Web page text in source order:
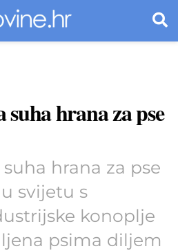
hrana za pse
hrana za pse
svijetu s
konoplje
psima diljem